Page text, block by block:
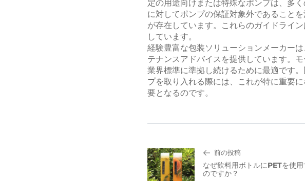
定の用途向けまたは特殊なポンプは、多
に対してポンプの保証対象外であること
が存在しています。これらのガイドライ
しています。
経験豊富な包装ソリューションメーカー
テナンスアドバイスを提供しています。
業界標準に準拠し続けるために最適です
プを取り入れる際には、これが特に重要
要となるのです。
前の投稿
なぜ飲料用ボトルにPETを使用
のですか？